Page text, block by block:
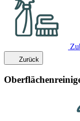
Zurück